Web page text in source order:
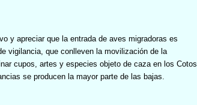
y apreciar que la entrada de aves migradoras es
vigilancia, que conlleven la movilización de la
cupos, artes y especies objeto de caza en los Cotos
se producen la mayor parte de las bajas.